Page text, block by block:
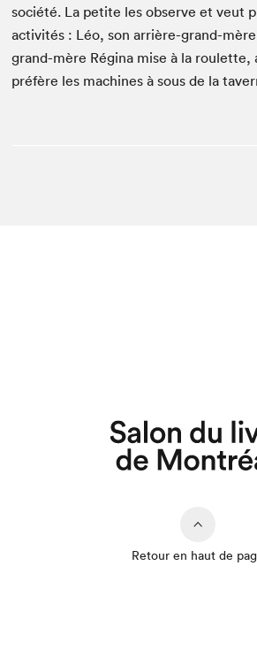
société. La petite les observe et veut
activ­ités : Léo, son arrière-grand-
grand-mère Régi­na mise à la roulette,
préfère les machines à sous de la
Retour en haut de